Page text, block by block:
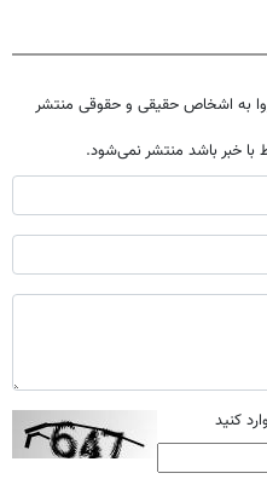
به اشخاص حقیقی و حقوقی منتشر
با خبر باشد منتشر نمی‌شود.
کنید